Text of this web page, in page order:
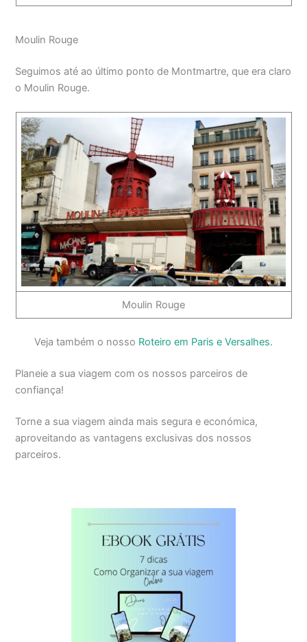
Moulin Rouge
Seguimos até ao último ponto de Montmartre, que era claro
o Moulin Rouge.
Moulin Rouge
Veja também o nosso Roteiro em Paris e Versalhes.
Planeie a sua viagem com os nossos parceiros de
confiança!
Torne a sua viagem ainda mais segura e económica,
aproveitando as vantagens exclusivas dos nossos
parceiros.